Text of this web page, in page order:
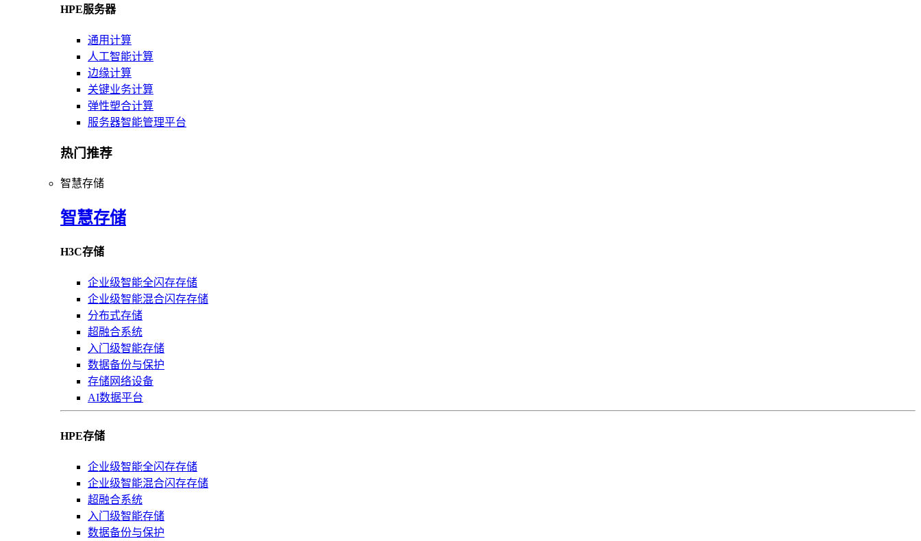
HPE服务器
通用计算
人工智能计算
边缘计算
关键业务计算
弹性塑合计算
服务器智能管理平台
热门推荐
智慧存储
智慧存储
H3C存储
企业级智能全闪存存储
企业级智能混合闪存存储
分布式存储
超融合系统
入门级智能存储
数据备份与保护
存储网络设备
AI数据平台
HPE存储
企业级智能全闪存存储
企业级智能混合闪存存储
超融合系统
入门级智能存储
数据备份与保护